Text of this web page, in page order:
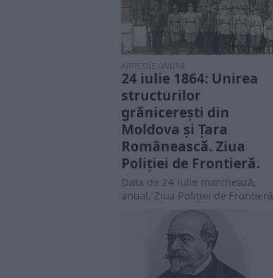
ARTICOLE ONLINE
24 iulie 1864: Unirea
structurilor
grănicereşti din
Moldova şi Ţara
Românească. Ziua
Poliţiei de Frontieră.
Data de 24 iulie marchează,
anual, Ziua Poliţiei de Frontieră
Române. Această zi a fost
instituită...